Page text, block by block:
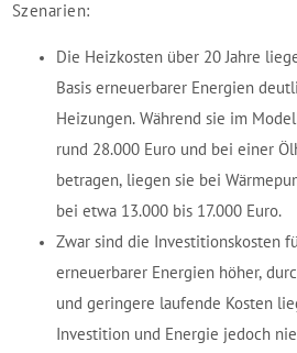
Szenarien:
Die Heizkosten über 20 Jahre
Basis erneuerbarer Energien
Heizungen. Während sie im
rund 28.000 Euro und bei einer
betragen, liegen sie bei
bei etwa 13.000 bis 17.000 Euro.
Zwar sind die Investitionskosten
erneuerbarer Energien höher,
und geringere laufende Kosten
Investition und Energie jedoch